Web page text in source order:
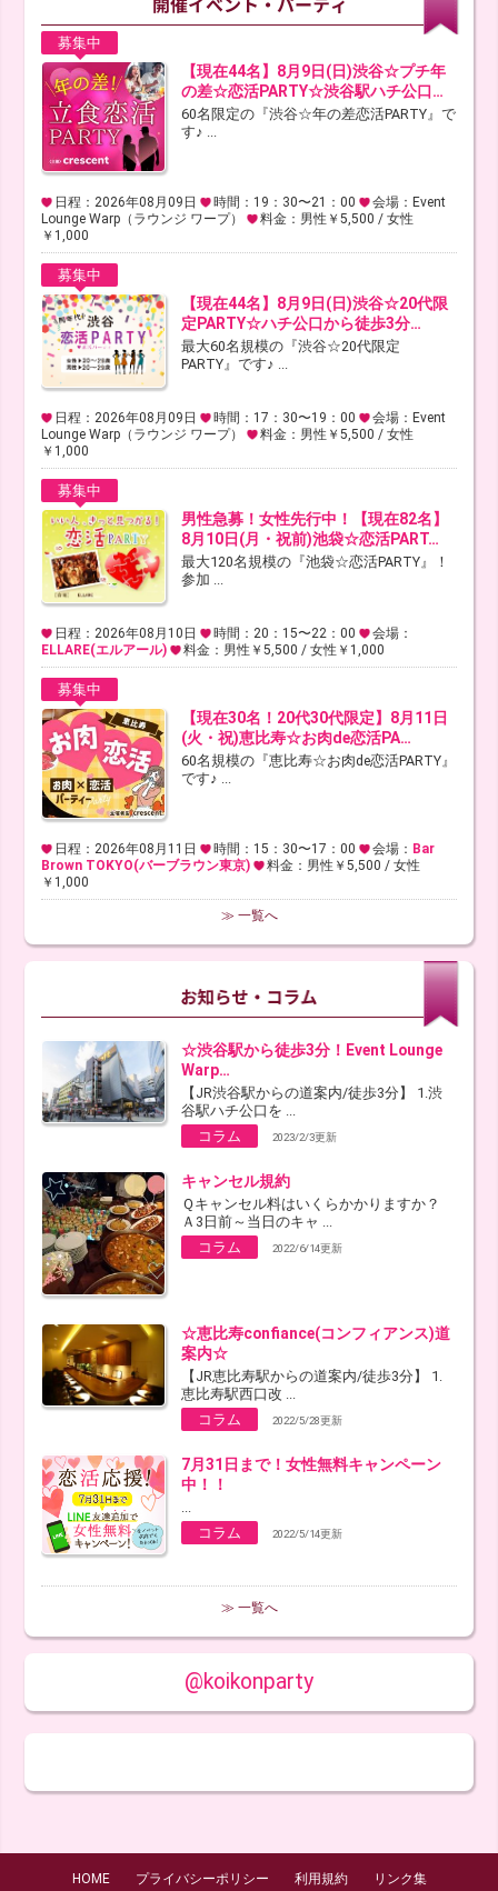
募集中
【現在44名】8月9日(日)渋谷☆プチ年
の差☆恋活PARTY☆渋谷駅ハチ公口…
60名限定の『渋谷☆年の差恋活PARTY』で
す♪ ...
日程：2026年08月09日 時間：19：30〜21：00
会場：Event
Lounge Warp（ラウンジ ワープ）
料金：男性￥5,500 / 女性
￥1,000
募集中
【現在44名】8月9日(日)渋谷☆20代限
定PARTY☆ハチ公口から徒歩3分…
最大60名規模の『渋谷☆20代限定
PARTY』です♪ ...
日程：2026年08月09日 時間：17：30〜19：00
会場：Event
Lounge Warp（ラウンジ ワープ）
料金：男性￥5,500 / 女性
￥1,000
募集中
男性急募！女性先行中！【現在82名】
8月10日(月・祝前)池袋☆恋活PART…
最大120名規模の『池袋☆恋活PARTY』！
参加 ...
日程：2026年08月10日 時間：20：15〜22：00
会場：
ELLARE(エルアール)
料金：男性￥5,500 / 女性￥1,000
募集中
【現在30名！20代30代限定】8月11日
(火・祝)恵比寿☆お肉de恋活PA…
60名規模の『恵比寿☆お肉de恋活PARTY』
です♪ ...
日程：2026年08月11日 時間：15：30〜17：00 会場： Bar
Brown TOKYO(バーブラウン東京)
料金：男性￥5,500 / 女性
￥1,000
≫ 一覧へ
☆渋谷駅から徒歩3分！Event Lounge
Warp…
【JR渋谷駅からの道案内/徒歩3分】 1.渋
谷駅ハチ公口を ...
コラム
2023/2/3更新
キャンセル規約
Ｑキャンセル料はいくらかかりますか？
Ａ3日前～当日のキャ ...
コラム
2022/6/14更新
☆恵比寿confiance(コンフィアンス)道
案内☆
【JR恵比寿駅からの道案内/徒歩3分】 1.
恵比寿駅西口改 ...
コラム
2022/5/28更新
7月31日まで！女性無料キャンペーン
中！！
コラム
2022/5/14更新
≫ 一覧へ
@koikonparty
HOME プライバシーポリシー 利用規約
リンク集